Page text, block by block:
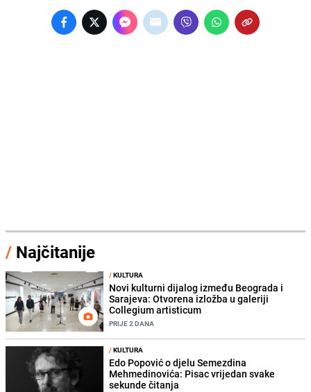
/ Najčitanije
/KULTURA
Novi kulturni dijalog između Beograda i
Sarajeva: Otvorena izložba u galeriji
Collegium artisticum
PRIJE 2 DANA
/KULTURA
Edo Popović o djelu Semezdina
Mehmedinovića: Pisac vrijedan svake
sekunde čitanja